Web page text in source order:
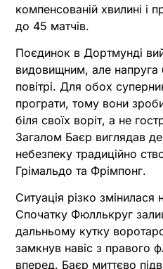
компенсованій хвилині і
до 45 матчів.
Поєдинок в Дортмунді
видовищним, але напруга
повітрі. Для обох
програти, тому вони
біля своїх воріт, а не
Загалом Баєр виглядав
небезпеку традиційно
Грімальдо та Фрімпонг.
Ситуація різко змінилася
Спочатку Фюллькруг
дальньому кутку
замкнув навіс з правого
вперед. Баєр миттєво